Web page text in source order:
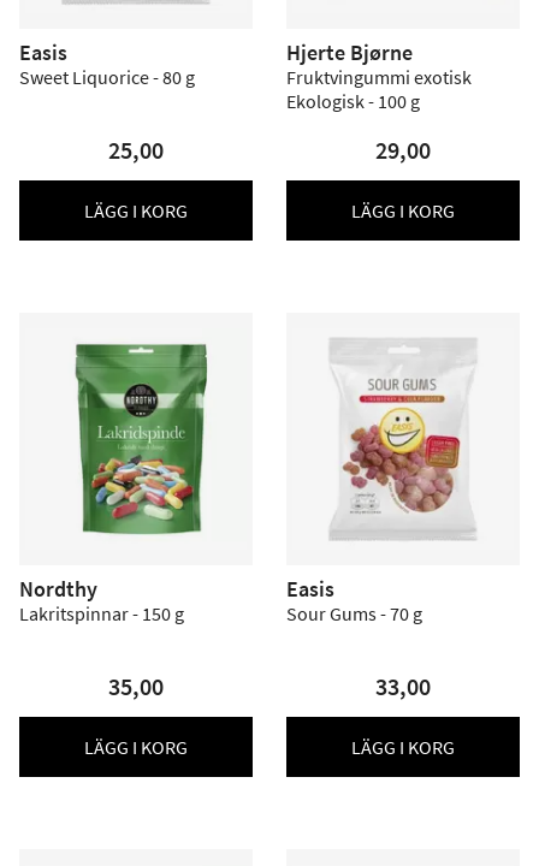
Easis
Sweet Liquorice - 80 g
25,00
LÄGG I KORG
Hjerte Bjørne
Fruktvingummi exotisk
Ekologisk - 100 g
29,00
LÄGG I KORG
Nordthy
Lakritspinnar - 150 g
35,00
LÄGG I KORG
Easis
Sour Gums - 70 g
33,00
LÄGG I KORG